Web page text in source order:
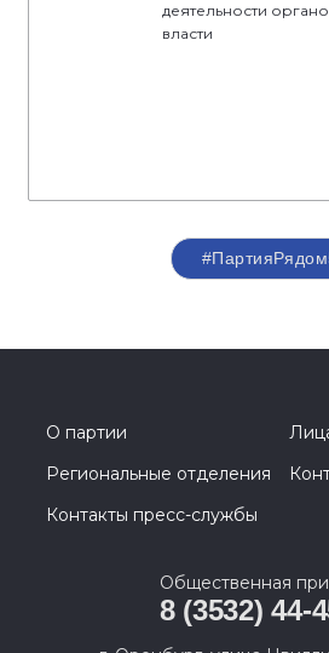
деятельности
власти
О партии
Региональные отделения
Контакты пресс-службы
Общественная
8 (3532) 44-